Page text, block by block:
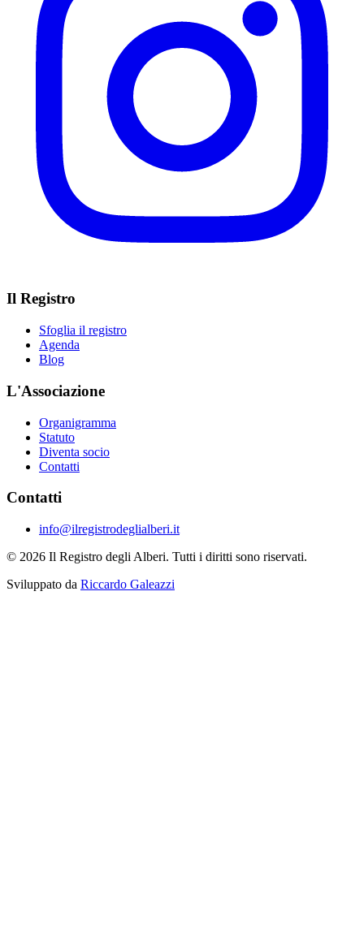
Il Registro
Sfoglia il registro
Agenda
Blog
L'Associazione
Organigramma
Statuto
Diventa socio
Contatti
Contatti
info@ilregistrodeglialberi.it
© 2026 Il Registro degli Alberi. Tutti i diritti sono riservati.
Sviluppato da Riccardo Galeazzi